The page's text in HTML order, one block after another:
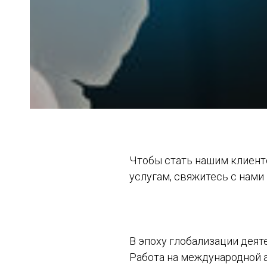
Чтобы стать нашим
услугам, свяжитесь с
В эпоху глобализации
Работа на международной